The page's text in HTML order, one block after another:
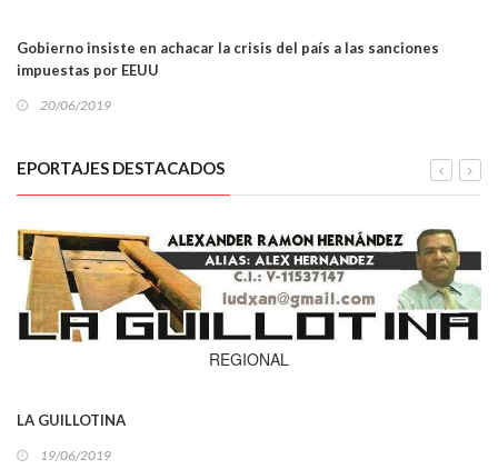
Gobierno insiste en achacar la crisis del país a las sanciones
impuestas por EEUU
20/06/2019
EPORTAJES DESTACADOS
REGIONAL
LA GUILLOTINA
19/06/2019